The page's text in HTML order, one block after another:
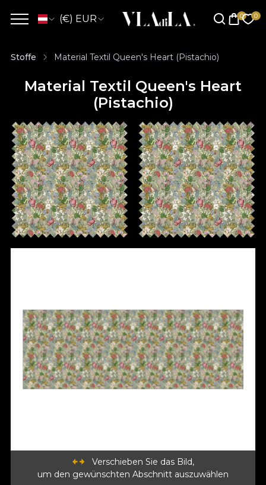
(€) EUR
Stoffe Material Textil Queen's Heart (Pistachio)
Material Textil Queen's Heart
(Pistachio)
Verschieben Sie das Bild,
um den gewünschten Abschnitt auszuwählen